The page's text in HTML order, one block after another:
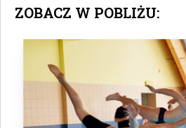
ZOBACZ W POBLIŻU: